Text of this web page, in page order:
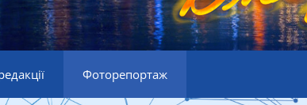
Фоторепортаж